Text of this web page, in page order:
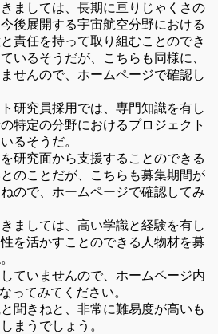
ましては、長期に亘りじゃくさの
後展開する宇宙航空分野における
責任を持って取り組むことのでき
いるそうだが、こちらも同様に、
せんので、ホームページで確認し
研究員採用では、専門知識を有し
特定の分野におけるプロジェクト
るそうだ。
研究面から支援することのできる
のことだが、こちらも募集期間が
ので、ホームページで確認してみ
ましては、高い学識と経験を有し
を活かすことのできる人物材を募
ていませんので、ホームページ内
ってみてください。
聞きねと、非常に難易度が高いも
まうでしょう。